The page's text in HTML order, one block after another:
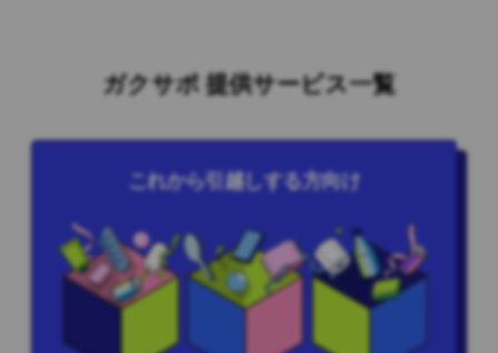
ガクサポ 提供サービス一覧
これから引越しする方向け